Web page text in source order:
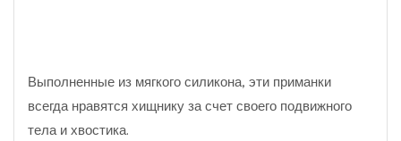
Выполненные из мягкого силикона, эти приманки
всегда нравятся хищнику за счет своего подвижного
тела и хвостика.